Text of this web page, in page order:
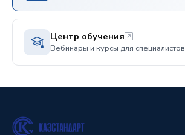
Центр обучения
Вебинары и курсы для специалистов